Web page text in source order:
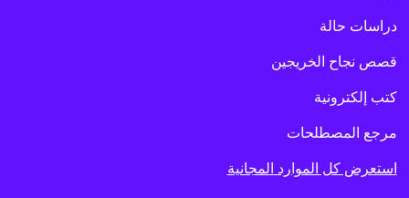
دراسات حالة
قصص نجاح الخريجين
كتب إلكترونية
مرجع المصطلحات
استعرض كل الموارد المجانية